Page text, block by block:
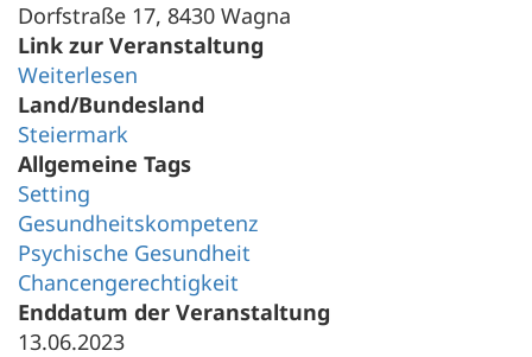
Dorfstraße 17, 8430 Wagna
Link zur Veranstaltung
Weiterlesen
Land/Bundesland
Steiermark
Allgemeine Tags
Setting
Gesundheitskompetenz
Psychische Gesundheit
Chancengerechtigkeit
Enddatum der Veranstaltung
13.06.2023